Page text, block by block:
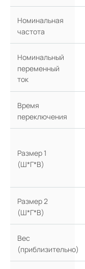
Номинальная
частота
Номинальный
переменный
ток
Время
переключения
Размер 1
(Ш*Г*В)
Размер 2
(Ш*Г*В)
Вес
(приблизительно)